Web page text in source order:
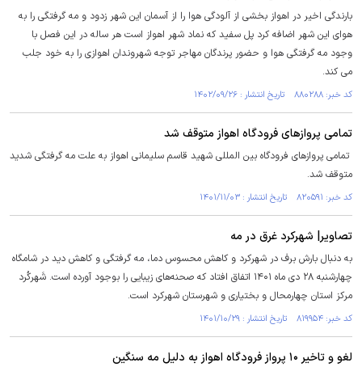
بارندگی اخیر در اهواز بخشی از آلودگی هوا را از آسمان این شهر زدود و مه گرفتگی را به
هوای این شهر اضافه کرد پل سفید که نماد شهر اهواز است هر ساله در این فصل با
وجود مه گرفتگی هوا و حضور پرندگان مهاجر توجه شهروندان اهوازی را به خود جلب
می کند.
کد خبر: ۸۸۰۲۸۸ تاریخ انتشار : ۱۴۰۲/۰۹/۲۶
تمامی پرواز‌های فرودگاه اهواز متوقف شد
تمامی پرواز‌های فرودگاه بین المللی شهید قاسم سلیمانی اهواز به علت مه گرفتگی شدید
متوقف شد.
کد خبر: ۸۲۰۵۹۱ تاریخ انتشار : ۱۴۰۱/۱۱/۰۳
تصاویر| شهرکرد غرق در مه
به دنبال بارش برف در شهرکرد و کاهش محسوس دما، مه گرفتگی و کاهش دید در شامگاه
چهارشنبه ۲۸ دی ماه ۱۴۰۱ اتفاق افتاد که صحنه‌های زیبایی را بوجود آورده است. شَهرکُرد
مرکز استان چهارمحال و بختیاری و شهرستان شهرکرد است.
کد خبر: ۸۱۹۹۵۴ تاریخ انتشار : ۱۴۰۱/۱۰/۲۹
لغو و تاخیر ۱۰ پرواز فرودگاه اهواز به دلیل مه سنگین